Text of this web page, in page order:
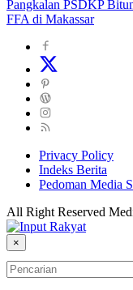
Pangkalan PSDKP
FFA di Makassar
Privacy Policy
Indeks Berita
Pedoman Media
All Right Reserved
×